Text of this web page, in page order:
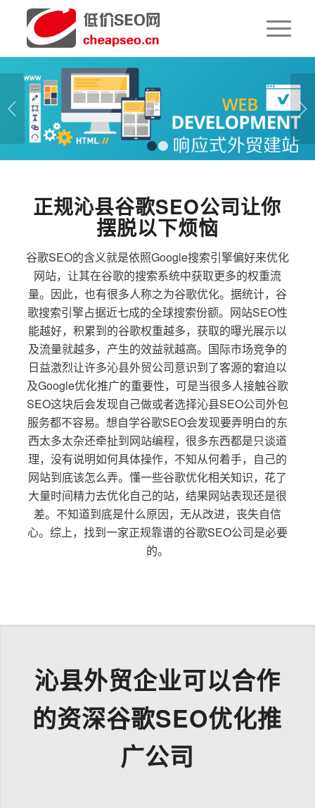
下一页
1 2
正规沁县谷歌SEO公司让你
摆脱以下烦恼
谷歌SEO的含义就是依照Google搜索引擎偏好来优化
网站，让其在谷歌的搜索系统中获取更多的权重流
量。因此，也有很多人称之为谷歌优化。据统计，谷
歌搜索引擎占据近七成的全球搜索份额。网站SEO性
能越好，积累到的谷歌权重越多，获取的曝光展示以
及流量就越多，产生的效益就越高。国际市场竞争的
日益激烈让许多沁县外贸公司意识到了客源的窘迫以
及Google优化推广的重要性，可是当很多人接触谷歌
SEO这块后会发现自己做或者选择沁县SEO公司外包
服务都不容易。想自学谷歌SEO会发现要弄明白的东
西太多太杂还牵扯到网站编程，很多东西都是只谈道
理，没有说明如何具体操作，不知从何着手，自己的
网站到底该怎么弄。懂一些谷歌优化相关知识，花了
大量时间精力去优化自己的站，结果网站表现还是很
差。不知道到底是什么原因，无从改进，丧失自信
心。综上，找到一家正规靠谱的谷歌SEO公司是必要
的。
沁县外贸企业可以合作
的资深谷歌SEO优化推
广公司